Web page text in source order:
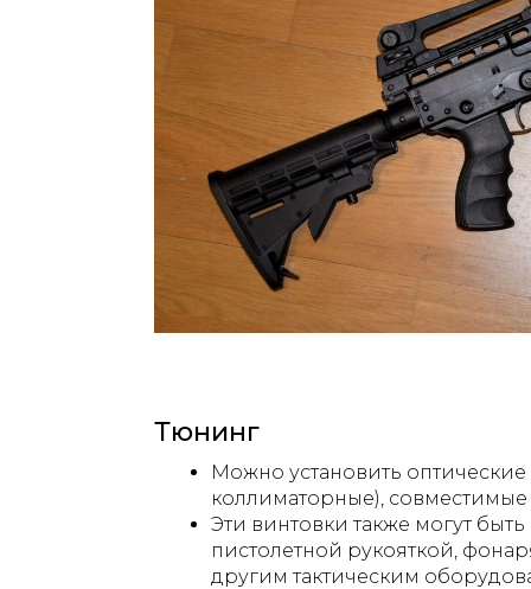
Тюнинг
Можно установить
коллиматорные),
Эти винтовки также могут
пистолетной рукояткой,
другим тактическим